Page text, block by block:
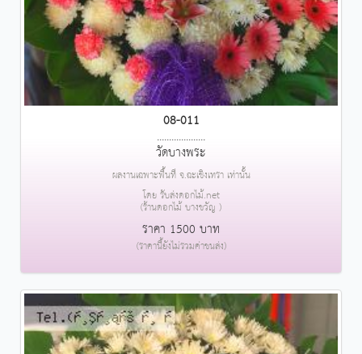
08-011
....................
วัดบางพระ
ผลงานเฉพาะพื้นที่ จ.ฉะเชิงเทรา เท่านั้น
โดย รับส่งดอกไม้.net
(ร้านดอกไม้ บางขวัญ )
ราคา 1500 บาท
(ราคานี้ยังไม่รวมค่าขนส่ง)